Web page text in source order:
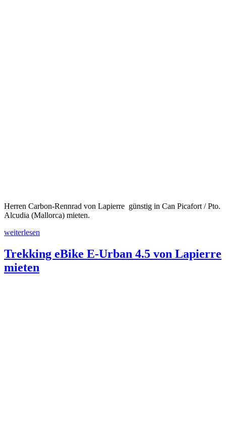
Herren Carbon-Rennrad von Lapierre günstig in Can Picafort / Pto.
Alcudia (Mallorca) mieten.
„Carbon-
Lapierre
Pulsium
5.0
weiterlesen
Trekking eBike E-Urban 4.5 von Lapierre
mieten